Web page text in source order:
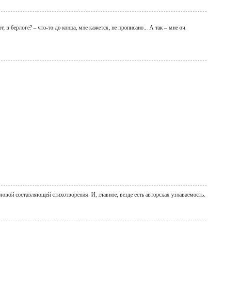
берлоге? – что-то до конца, мне кажется, не прописано... А так – мне оч.
составляющей стихотворения. И, главное, везде есть авторская узнаваемость.